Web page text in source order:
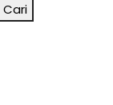
Cari